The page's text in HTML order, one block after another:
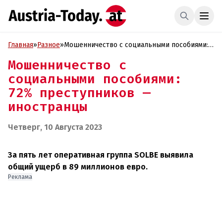
Главная»Разное»Мошенничество с социальными пособиями:
Мошенничество с
социальными пособиями:
72% преступников —
иностранцы
Четверг, 10 Августа 2023
За пять лет оперативная группа SOLBE выявила
общий ущерб в 89 миллионов евро.
Реклама